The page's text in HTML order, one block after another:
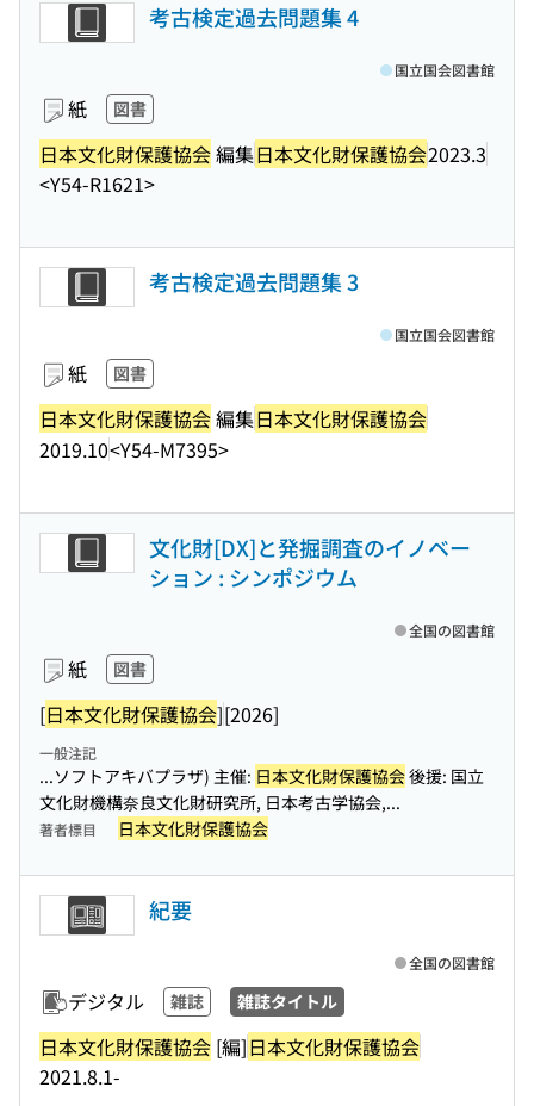
考古検定過去問題集 4
紙 図書
日本文化財保護協会編集日本文化財保護協会2023.3
<Y54-R1621>
国立国会図書館
考古検定過去問題集 3
紙 図書
日本文化財保護協会編集日本文化財保護協会
2019.10<Y54-M7395>
国立国会図書館
文化財[DX]と発掘調査のイノベー
ション : シンポジウム
紙 図書
[日本文化財保護協会][2026]
全国の図書館
一般注記
...ソフトアキバプラザ) 主催: 日本文化財保護協会後援: 国立
文化財機構奈良文化財研究所, 日本考古学協会,...
著者標目 日本文化財保護協会
紀要
デジタル 雑誌 雑誌タイトル
日本文化財保護協会 [編]日本文化財保護協会
2021.8.1-
全国の図書館